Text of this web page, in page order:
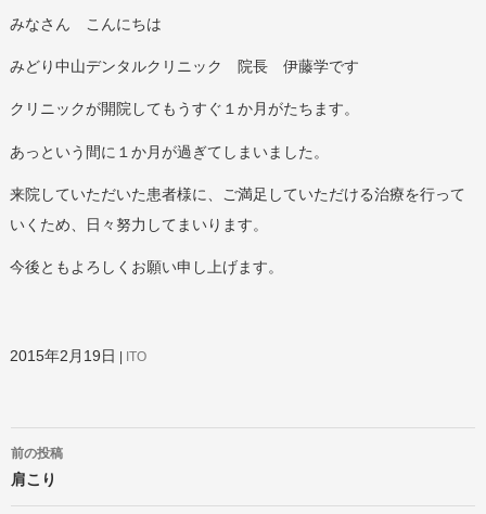
みなさん こんにちは
みどり中山デンタルクリニック 院長 伊藤学です
クリニックが開院してもうすぐ１か月がたちます。
あっという間に１か月が過ぎてしまいました。
来院していただいた患者様に、ご満足していただける治療を行って
いくため、日々努力してまいります。
今後ともよろしくお願い申し上げます。
2015年2月19日 ITO
稿
ナ
前の投稿
肩こり